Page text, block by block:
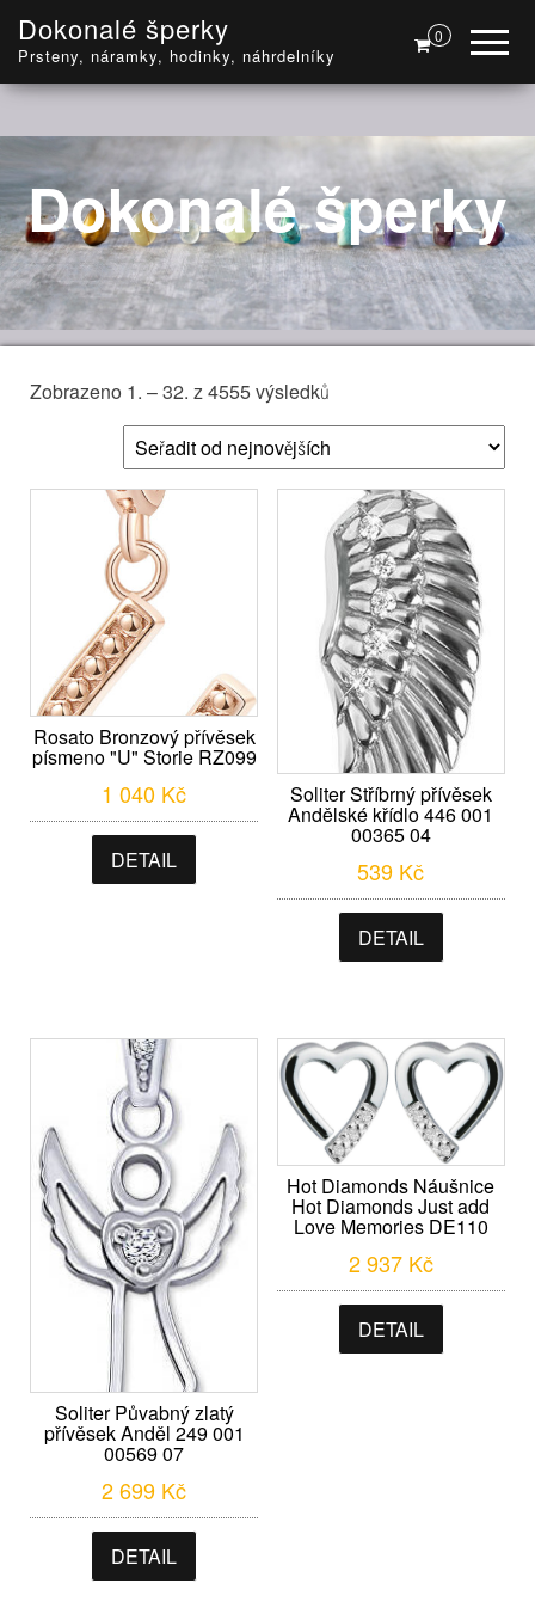
Dokonalé šperky
Prsteny, náramky, hodinky, náhrdelníky
0
Dokonalé šperky
Zobrazeno 1. – 32. z 4555 výsledků
Rosato Bronzový přívěsek
písmeno "U" Storie RZ099
1 040 Kč
DETAIL
Soliter Stříbrný přívěsek
Andělské křídlo 446 001
00365 04
539 Kč
DETAIL
Soliter Půvabný zlatý
přívěsek Anděl 249 001
00569 07
2 699 Kč
DETAIL
Hot Diamonds Náušnice
Hot Diamonds Just add
Love Memories DE110
2 937 Kč
DETAIL